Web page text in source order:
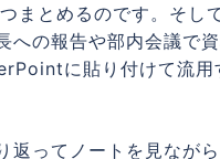
まとめるのです。そし
への報告や部内会議で
に貼り付けて流用
返ってノートを見なが